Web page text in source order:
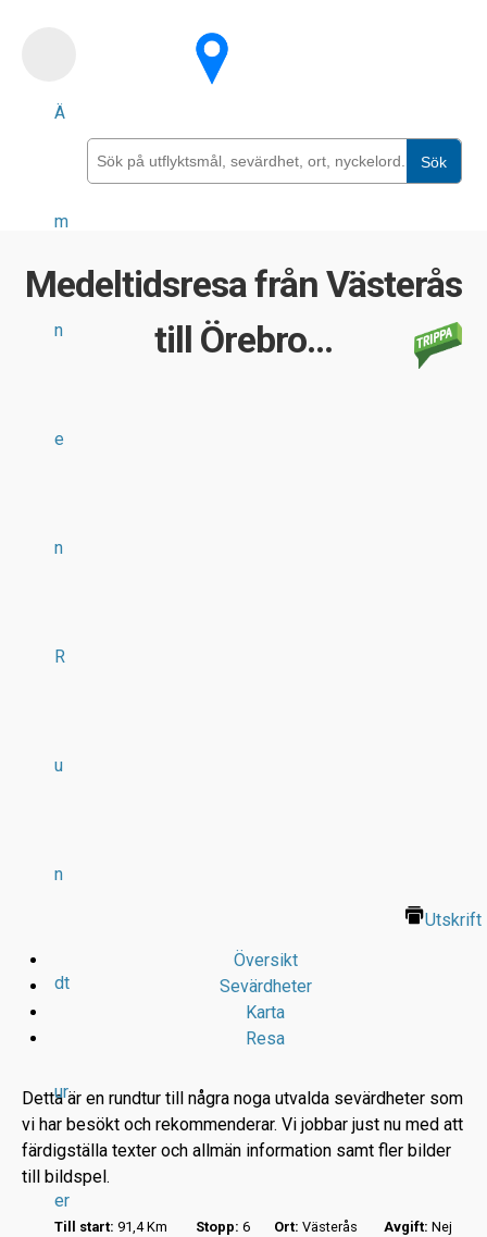
Ä
m
n
e
n
R
u
n
dt
ur
er
Sök
Medeltidsresa från Västerås
till Örebro...
Utskrift
Översikt
Sevärdheter
Karta
Resa
Detta är en rundtur till några noga utvalda sevärdheter som
vi har besökt och rekommenderar. Vi jobbar just nu med att
färdigställa texter och allmän information samt fler bilder
till bildspel.
Till start: 91,4 Km Stopp: 6 Ort: Västerås Avgift: Nej